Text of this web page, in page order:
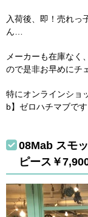
入荷後、即！売れっ
ん…
メーカーも在庫なく
ので是非お早めにチ
特にオンラインショ
b】ゼロハチマブです
08Mab スモ
ピース￥